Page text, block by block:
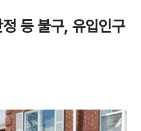
등 불구, 유입인구